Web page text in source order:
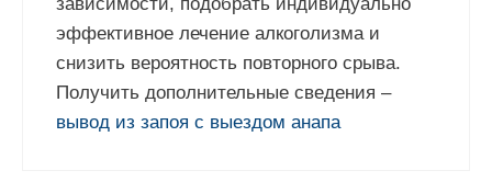
эффективное лечение алкоголизма и
снизить вероятность повторного срыва.
Получить дополнительные сведения –
вывод из запоя с выездом анапа